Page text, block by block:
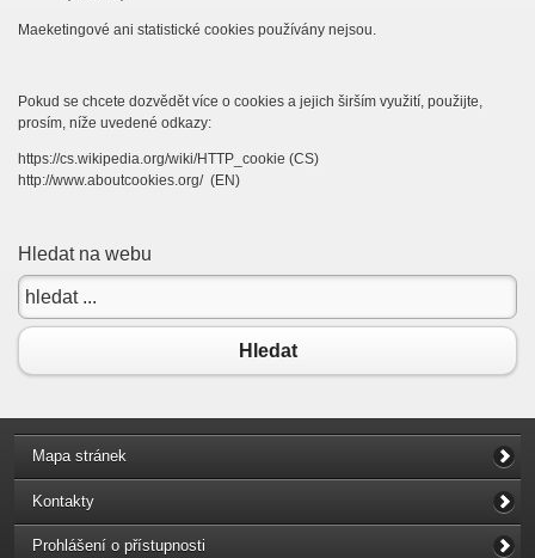
Maeketingové ani statistické cookies používány nejsou.
Pokud se chcete dozvědět více o cookies a jejich širším využití, použijte,
prosím, níže uvedené odkazy:
https://cs.wikipedia.org/wiki/HTTP_cookie (CS)
http://www.aboutcookies.org/ (EN)
Hledat na webu
Hledat
Mapa stránek
Kontakty
Prohlášení o přístupnosti